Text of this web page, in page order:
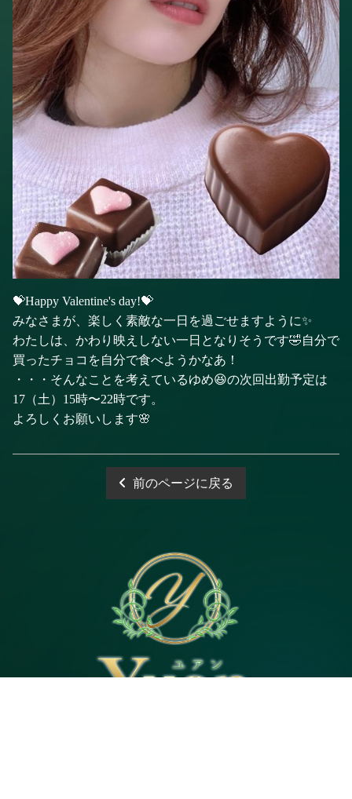
💝Happy Valentine's day!💝
みなさまが、楽しく素敵な一日を過ごせますように✨
わたしは、かわり映えしない一日となりそうです🤣自分で
買ったチョコを自分で食べようかなあ！
・・・そんなことを考えているゆめ😆の次回出勤予定は
17（土）15時〜22時です。
よろしくお願いします🌸
前のページに戻る